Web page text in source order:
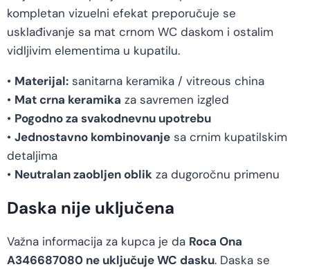
kompletan vizuelni efekat preporučuje se
usklađivanje sa mat crnom WC daskom i ostalim
vidljivim elementima u kupatilu.
• Materijal: sanitarna keramika / vitreous china
• Mat crna keramika za savremen izgled
• Pogodno za svakodnevnu upotrebu
• Jednostavno kombinovanje sa crnim kupatilskim
detaljima
• Neutralan zaobljen oblik za dugoročnu primenu
Daska nije uključena
Važna informacija za kupca je da Roca Ona
A346687080 ne uključuje WC dasku. Daska se